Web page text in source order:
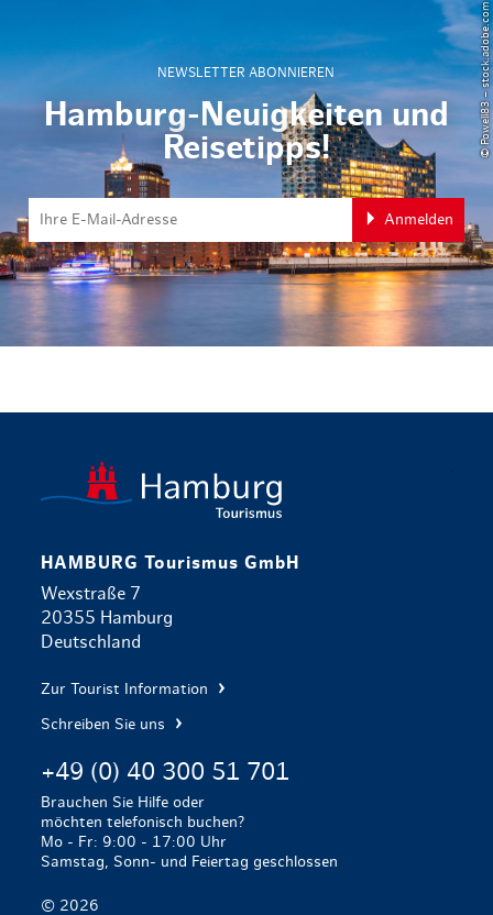
NEWSLETTER ABONNIEREN
Hamburg-Neuigkeiten und
Reisetipps!
Anmelden
© Powell83 – stock.adobe.com
HAMBURG Tourismus GmbH
Wexstraße 7
20355 Hamburg
Deutschland
Zur Tourist Information
Schreiben Sie uns
+49 (0) 40 300 51 701
Brauchen Sie Hilfe oder
möchten telefonisch buchen?
Mo - Fr: 9:00 - 17:00 Uhr
Samstag, Sonn- und Feiertag geschlossen
© 2026